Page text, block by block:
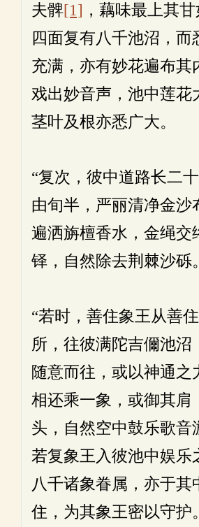
夫髀[1] ，藕味最上其
四面复有八千池沼，而
充满，亦有妙花遍布其
戏出妙音声，池中莲花
茎叶及根亦悉广大。
“复次，彼中道路长二
由旬半，严丽清净金沙
遍洒旃檀香水，金绳交
铎，自然除去荆棘沙砾。
“若时，善住象王从善
所，往彼满陀吉儞池沼
随意而往，或以神通之
相还乘一象，或御其肩
头，自然空中鼓乐歌音
若复象王入彼池中娱乐
八千诸象眷属，亦于其
住，为其象王密以守护。